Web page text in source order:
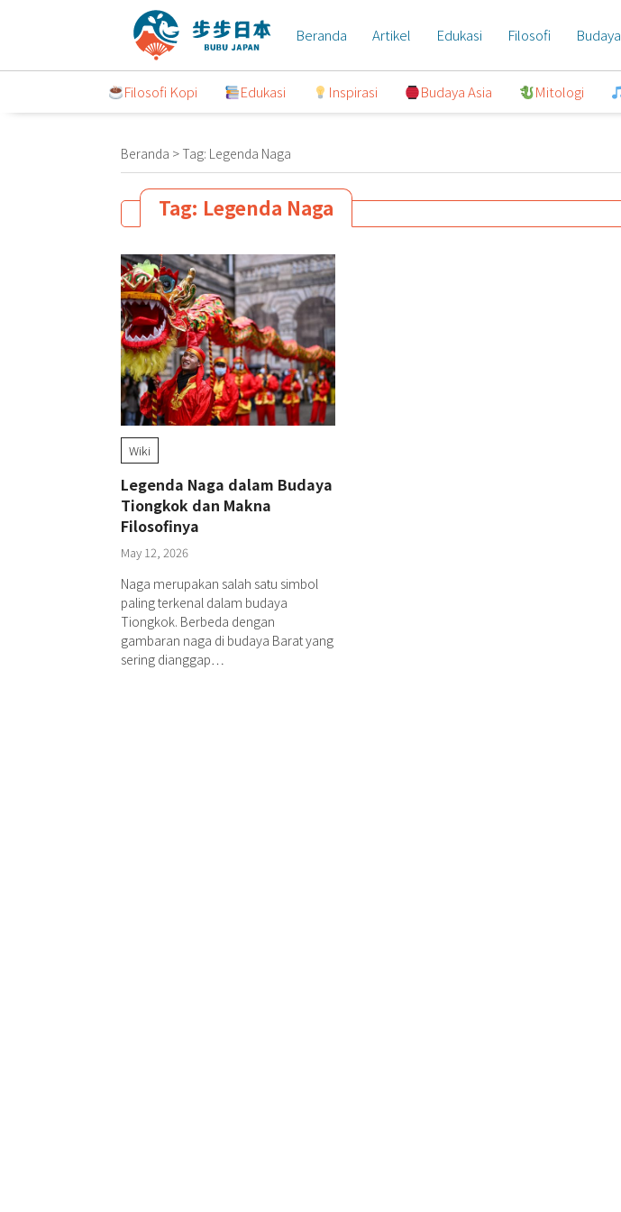
Beranda Artikel Edukasi Filosofi Budaya
Filosofi Kopi Edukasi Inspirasi Budaya Asia Mitologi
Beranda > Tag: Legenda Naga
Tag: Legenda Naga
Wiki
Legenda Naga dalam Budaya
Tiongkok dan Makna
Filosofinya
May 12, 2026
Naga merupakan salah satu simbol
paling terkenal dalam budaya
Tiongkok. Berbeda dengan
gambaran naga di budaya Barat yang
sering dianggap…